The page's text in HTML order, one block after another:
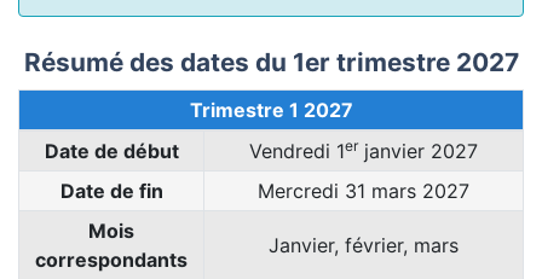
Résumé des dates du 1er trimestre 2027
Trimestre 1 2027
Date de début
Vendredi 1erjanvier 2027
Date de fin
Mercredi 31 mars 2027
Mois
correspondants
Janvier, février, mars